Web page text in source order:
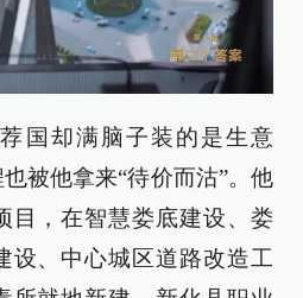
国却满脑子装的是生意
被他拿来“待价而沽”。他
目，在智慧娄底建设、娄
设、中心城区道路改造工